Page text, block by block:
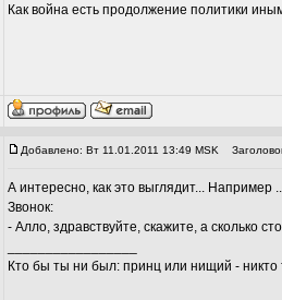
Как война есть продолжение политики
Добавлено: Вт 11.01.2011 13:49 MSK
А интересно, как это выглядит... Например
Звонок:
- Алло, здравствуйте, скажите, а сколько
Кто бы ты ни был: принц или нищий - никто